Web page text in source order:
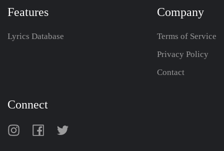
Features
Lyrics Database
Company
Terms of Service
Privacy Policy
Contact
Connect